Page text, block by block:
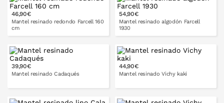
PONLO EN LA CESTA
46,90€
Mantel resinado redondo Farcell 160
cm
PONLO EN LA CESTA
54,90€
Mantel resinado algodón Farcell
1930
155x200
cm
160x160
160x300
39,90€
Mantel resinado Cadaqués
140x140
cm
140x300
44,90€
Mantel resinado Vichy kaki
140x140
cm
140x200
140x250
140x300
cm